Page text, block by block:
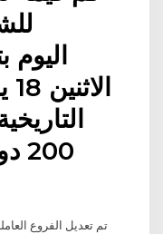
تم تعديل الفروع